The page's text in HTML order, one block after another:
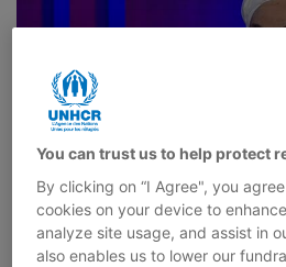
Cheikh Abdallah Ben
You can trust us to help protect
By clicking on “I Agree", you
cookies on your device to
analyze site usage, and assist in
also enables us to lower our